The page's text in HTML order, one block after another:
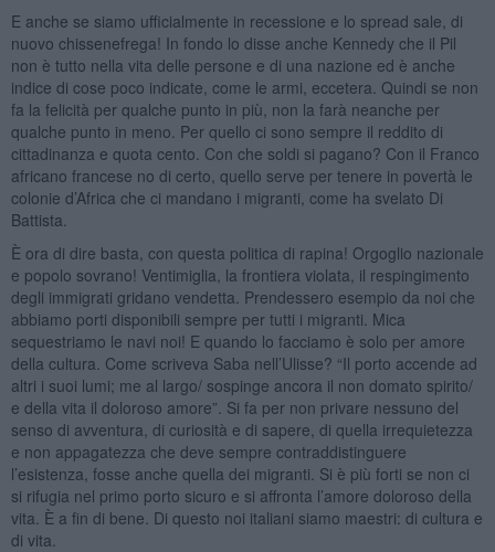
E anche se siamo ufficialmente in recessione e lo spread sale, di
nuovo chissenefrega! In fondo lo disse anche Kennedy che il Pil
non è tutto nella vita delle persone e di una nazione ed è anche
indice di cose poco indicate, come le armi, eccetera. Quindi se non
fa la felicità per qualche punto in più, non la farà neanche per
qualche punto in meno. Per quello ci sono sempre il reddito di
cittadinanza e quota cento. Con che soldi si pagano? Con il Franco
africano francese no di certo, quello serve per tenere in povertà le
colonie d’Africa che ci mandano i migranti, come ha svelato Di
Battista.
È ora di dire basta, con questa politica di rapina! Orgoglio nazionale
e popolo sovrano! Ventimiglia, la frontiera violata, il respingimento
degli immigrati gridano vendetta. Prendessero esempio da noi che
abbiamo porti disponibili sempre per tutti i migranti. Mica
sequestriamo le navi noi! E quando lo facciamo è solo per amore
della cultura. Come scriveva Saba nell’Ulisse? “Il porto accende ad
altri i suoi lumi; me al largo/ sospinge ancora il non domato spirito/
e della vita il doloroso amore”. Si fa per non privare nessuno del
senso di avventura, di curiosità e di sapere, di quella irrequietezza
e non appagatezza che deve sempre contraddistinguere
l’esistenza, fosse anche quella dei migranti. Si è più forti se non ci
si rifugia nel primo porto sicuro e si affronta l’amore doloroso della
vita. È a fin di bene. Di questo noi italiani siamo maestri: di cultura e
di vita.